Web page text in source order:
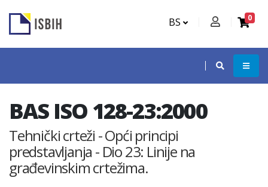
BS 0
BAS ISO 128-23:2000
Tehnički crteži - Opći principi
predstavljanja - Dio 23: Linije na
građevinskim crtežima.